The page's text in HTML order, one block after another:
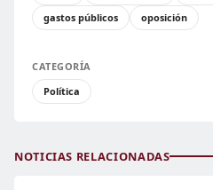
gastos públicos
oposición
CATEGORÍA
Política
NOTICIAS RELACIONADAS